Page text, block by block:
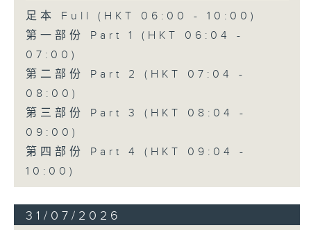
足本 Full (HKT 06:00 - 10:00)
第一部份 Part 1 (HKT 06:04 -
07:00)
第二部份 Part 2 (HKT 07:04 -
08:00)
第三部份 Part 3 (HKT 08:04 -
09:00)
第四部份 Part 4 (HKT 09:04 -
10:00)
31/07/2026